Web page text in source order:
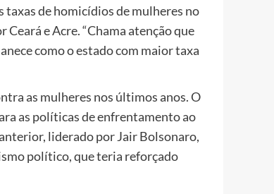
taxas de homicídios de mulheres no
e Acre. “Chama atenção que
como o estado com maior taxa
as mulheres nos últimos anos. O
as políticas de enfrentamento ao
liderado por Jair Bolsonaro,
político, que teria reforçado